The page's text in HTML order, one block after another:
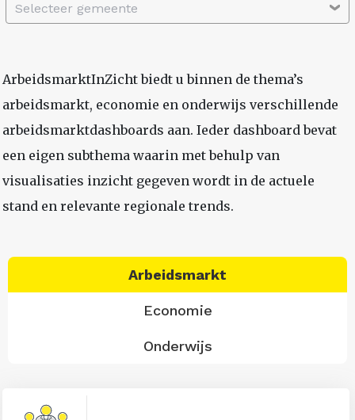
Selecteer gemeente
ArbeidsmarktInZicht biedt u binnen de thema’s
arbeidsmarkt, economie en onderwijs verschillende
arbeidsmarktdashboards aan. Ieder dashboard bevat
een eigen subthema waarin met behulp van
visualisaties inzicht gegeven wordt in de actuele
stand en relevante regionale trends.
Arbeidsmarkt
Economie
Onderwijs